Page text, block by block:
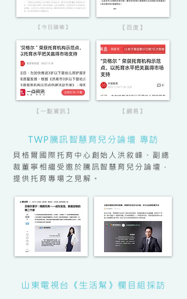
【今日頭條】 【百度】
【一點資訊】 【網易】
TWP騰訊智慧育兒分論壇 專訪
貝格爾國際托育中心創始人洪敘峰、副總
裁董寧相繼受邀於騰訊智慧育兒分論壇，
提供托育專場之見解。
山東電視台《生活幫》欄目組採訪